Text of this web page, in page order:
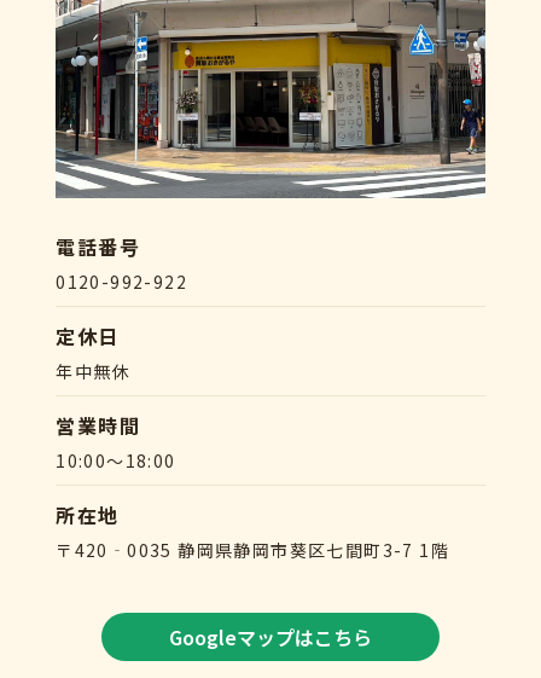
電話番号
0120-992-922
定休日
年中無休
営業時間
10:00～18:00
所在地
〒420‐0035 静岡県静岡市葵区七間町3-7 1階
Googleマップはこちら